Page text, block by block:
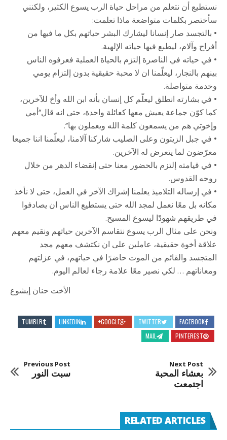
نستطيع أن نتعلم من مراحل حياة الرب يسوع الكثير، ولكنني
سأختصر بكلمات متواضعة ماذا تعلمت:
• بالتجسد صار إنسانا ليشارك البشر حياتهم بكل ما فيها من
أفراح وآلام، ليطبع فيها حياته الإلهية.
• في حياته في الناصرة إلتزم بالحياة العملية فعرفوه الناس
بينهم بالنجار، ليعلّمنا ان لا محبة حقيقية بدون إلتزام يومي
وخدمة متواصلة.
• في بشارته انطلق ليعلّم كل إنسان بأنه ابن الله وأخ للآخرين،
كما كوّن جماعة يعيش معها كعائلة واحدة، حتى انه قال”أمي
وإخوتي هم من يسمعون كلمة الله ويعملون بها”.
• في جبل الزيتون وعلى الصليب شاركنا آلامنا، ليعلّمنا اننا جميعا
معرّضون لما يتعرض له الآخرين.
• في قيامته إلتزم بالحضور معنا حتى إنقضاء الدهر من خلال
روحه القدوس.
• في إرساله التلاميذ يعلمنا إشراك الآخر في العمل، حتى لا نأخذ
مكانه بل معًا نعمل لمجد الله حتى يستطيع الناس ان يصادفوا
في طريقهم شهودًا ليسوع المسيح.
ونحن على مثال الرب يسوع نتقاسم الآخرين حياتهم ونقيم معهم
علاقة أخوة حقيقية، عاملين على ان نكتشف معهم مجد
المتجسد والقائم من الموت حاضرًا في حياتهم، في عزلتهم
ومعاناتهم … لكي نصير معًا علامة رجاء لعالم اليوم.
الأخت حنان إيشوع
FACEBOOK
TWITTER
GOOGLE+
LINKEDIN
TUMBLR
PINTEREST
MAIL
Previous Post
سبت النور
Next Post
بعشاء المحبة
اجتمعت
RELATED ARTICLES